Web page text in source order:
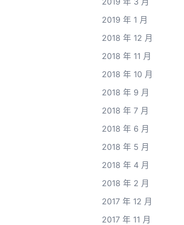
2019 年 1 月
2018 年 12 月
2018 年 11 月
2018 年 10 月
2018 年 9 月
2018 年 7 月
2018 年 6 月
2018 年 5 月
2018 年 4 月
2018 年 2 月
2017 年 12 月
2017 年 11 月